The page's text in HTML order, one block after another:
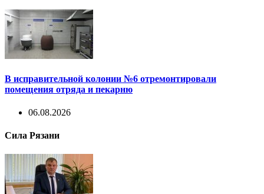
В исправительной колонии №6 отремонтировали
помещения отряда и пекарню
06.08.2026
Сила Рязани